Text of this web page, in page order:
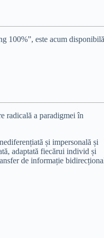
100%”, este acum
radicală a paradigmei în
și impersonală și
adaptată fiecărui individ și
de informație